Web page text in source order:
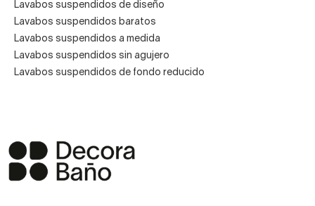
Lavabos suspendidos de diseño
Lavabos suspendidos baratos
Lavabos suspendidos a medida
Lavabos suspendidos sin agujero
Lavabos suspendidos de fondo reducido